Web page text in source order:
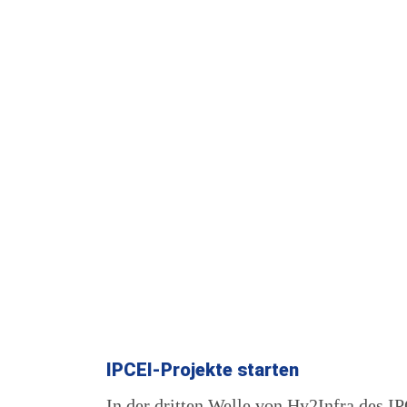
IPCEI-Projekte starten